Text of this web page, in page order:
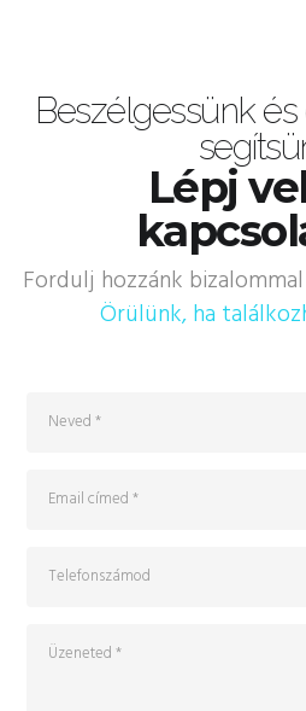
Beszélgessünk
Lépj
Fordulj hozzánk
Örülünk, ha